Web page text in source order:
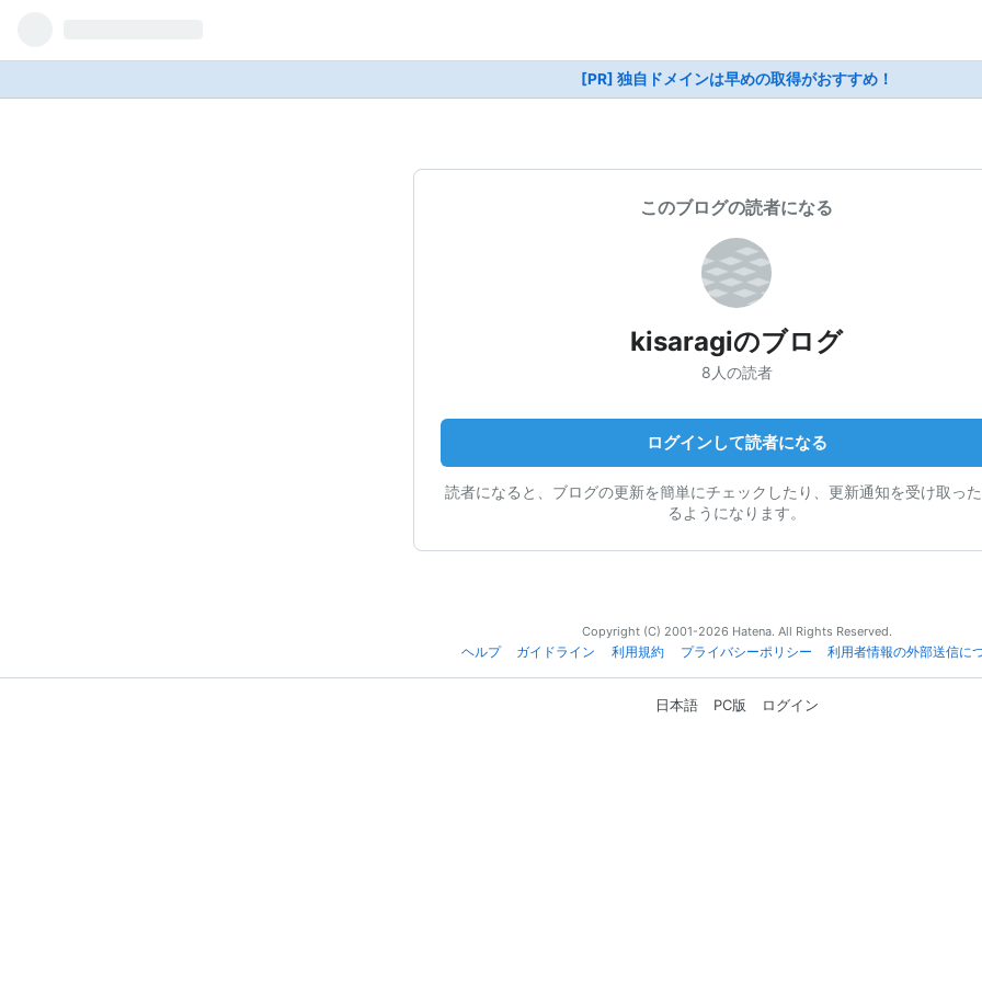
[PR] 独自ドメインは早めの取得がおすすめ！
このブログの読者になる
kisaragiのブログ
8人の読者
ログインして読者になる
読者になると、ブログの更新を簡単にチェックしたり、更新通知を受け取っ
るようになります。
Copyright (C) 2001-2026 Hatena. All Rights Reserved.
ヘルプ
ガイドライン 利用規約 プライバシーポリシー 利用者情報の外部送信に
日本語 PC版 ログイン